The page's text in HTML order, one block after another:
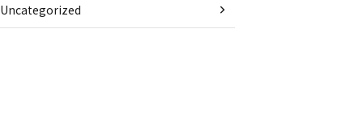
Uncategorized